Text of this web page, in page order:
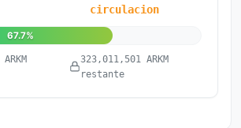
circulacion
67.7%
323,011,501 ARKM
restante